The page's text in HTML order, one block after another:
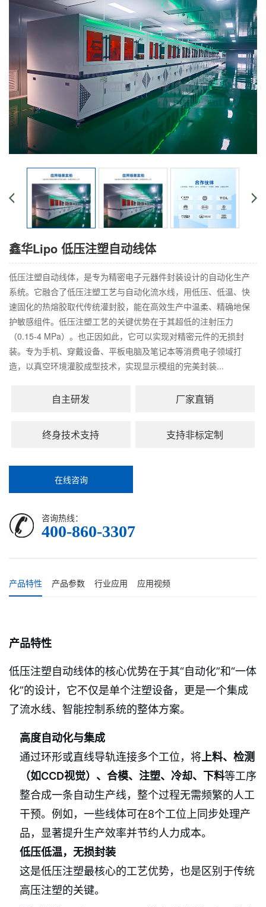
鑫华Lipo 低压注塑自动线体
低压注塑自动线体，是专为精密电子元器件封装设计的自动化生产
系统。它融合了低压注塑工艺与自动化流水线，用低压、低温、快
速固化的热熔胶取代传统灌封胶，能在高效生产中温柔、精确地保
护敏感组件。低压注塑工艺的关键优势在于其超低的注射压力
（0.15-4 MPa）。也正因如此，它可以实现对精密元件的无损封
装。专为手机、穿戴设备、平板电脑及笔记本等消费电子领域打
造，以真空环境灌胶成型技术，实现显示模组的完美封装...
自主研发 厂家直销
终身技术支持 支持非标定制
在线咨询
咨询热线：
400-860-3307
产品特性 产品参数 行业应用 应用视频
产品特性
低压注塑自动线体的核心优势在于其“自动化”和“一体
化”的设计，它不仅是单个注塑设备，更是一个集成
了流水线、智能控制系统的整体方案。
高度自动化与集成
通过环形或直线导轨连接多个工位，将 上料、检测
（如CCD视觉）、合模、注塑、冷却、下料等工序
整合成一条自动生产线，整个过程无需频繁的人工
干预。例如，一些线体可在8个工位上同步处理产
品，显著提升生产效率并节约人力成本。
低压低温，无损封装
这是低压注塑最核心的工艺优势，也是区别于传统
高压注塑的关键。